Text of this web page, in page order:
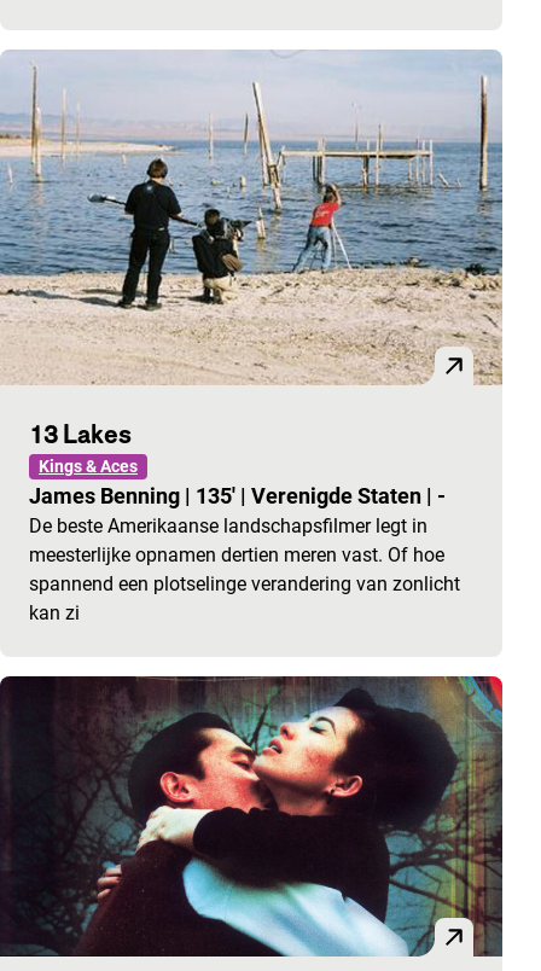
13 Lakes
Kings & Aces
James Benning | 135' | Verenigde Staten | -
De beste Amerikaanse landschapsfilmer legt in
meesterlijke opnamen dertien meren vast. Of hoe
spannend een plotselinge verandering van zonlicht
kan zi